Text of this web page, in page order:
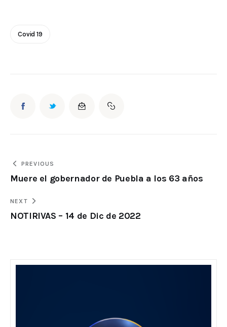
Covid 19
PREVIOUS
Muere el gobernador de Puebla a los 63 años
NEXT
NOTIRIVAS – 14 de Dic de 2022